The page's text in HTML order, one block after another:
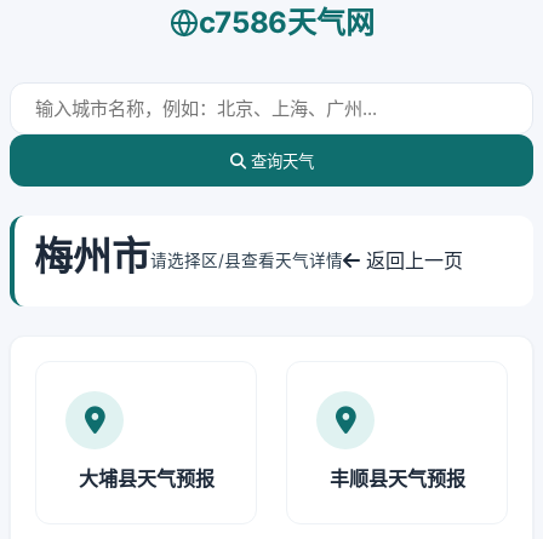
c7586天气网
查询天气
梅州市请选择区/县查看天气详情 返回上一页
大埔县天气预报 丰顺县天气预报